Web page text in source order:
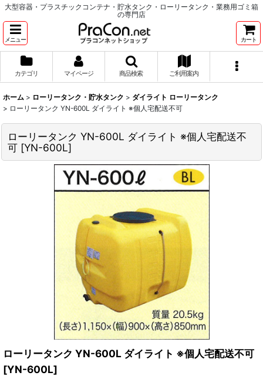
大型容器・プラスチックコンテナ・貯水タンク・ローリータンク・業務用ゴミ箱
の専門店
メニュー カート
カテゴリ マイページ 商品検索 ご利用案内
ホーム > ローリータンク・貯水タンク > ダイライト ローリータンク
> ローリータンク YN-600L ダイライト ※個人宅配送不可
ローリータンク YN-600L ダイライト ※個人宅配送不
可 [YN-600L]
ローリータンク YN-600L ダイライト ※個人宅配送不可
[YN-600L]